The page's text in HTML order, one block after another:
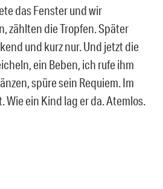
das Fenster und wir
zählten die Tropfen. Später
und kurz nur. Und jetzt die
ein Beben, ich rufe ihm
spüre sein Requiem. Im
Wie ein Kind lag er da. Atemlos.